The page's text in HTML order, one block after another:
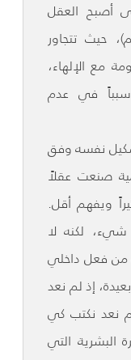
أصبح العقل
حيث تتجاور
مع الإلهاء،
في عدم
نفسه وفق
صنعت عقلاً
ويفهم أقل.
لكنه لا
من فعل داخلي
إذ لم نعد
نعد نكتب كي
التي